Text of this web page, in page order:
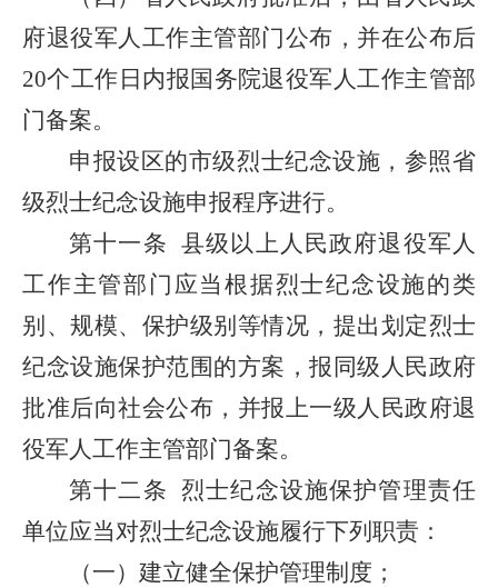
府退役军人工作主管部门公布，并在公布后
20个工作日内报国务院退役军人工作主管部
门备案。
申报设区的市级烈士纪念设施，参照省
级烈士纪念设施申报程序进行。
第十一条县级以上人民政府退役军人
工作主管部门应当根据烈士纪念设施的类
别、规模、保护级别等情况，提出划定烈士
纪念设施保护范围的方案，报同级人民政府
批准后向社会公布，并报上一级人民政府退
役军人工作主管部门备案。
第十二条烈士纪念设施保护管理责任
单位应当对烈士纪念设施履行下列职责：
（一）建立健全保护管理制度；